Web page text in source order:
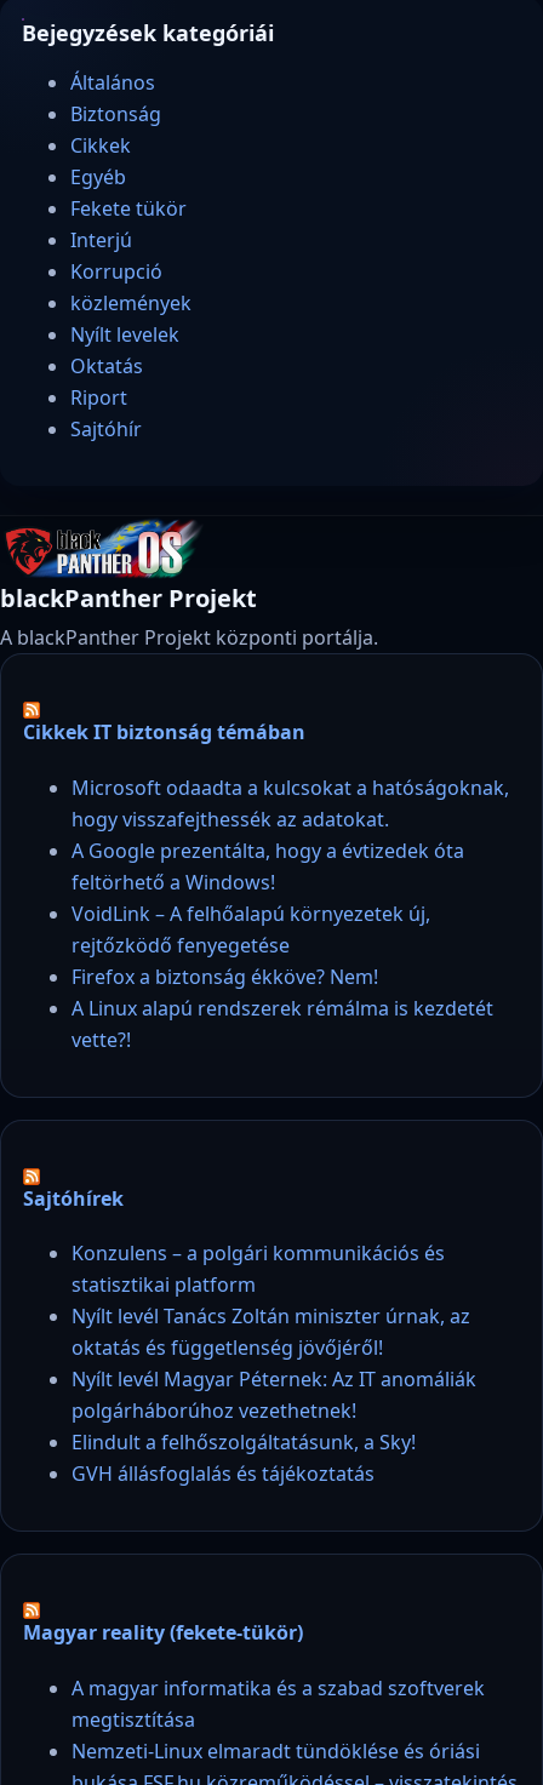
Bejegyzések kategóriái
Általános
Biztonság
Cikkek
Egyéb
Fekete tükör
Interjú
Korrupció
közlemények
Nyílt levelek
Oktatás
Riport
Sajtóhír
blackPanther Projekt
A blackPanther Projekt központi portálja.
Cikkek IT biztonság témában
Microsoft odaadta a kulcsokat a hatóságoknak,
hogy visszafejthessék az adatokat.
A Google prezentálta, hogy a évtizedek óta
feltörhető a Windows!
VoidLink – A felhőalapú környezetek új,
rejtőzködő fenyegetése
Firefox a biztonság ékköve? Nem!
A Linux alapú rendszerek rémálma is kezdetét
vette?!
Sajtóhírek
Konzulens – a polgári kommunikációs és
statisztikai platform
Nyílt levél Tanács Zoltán miniszter úrnak, az
oktatás és függetlenség jövőjéről!
Nyílt levél Magyar Péternek: Az IT anomáliák
polgárháborúhoz vezethetnek!
Elindult a felhőszolgáltatásunk, a Sky!
GVH állásfoglalás és tájékoztatás
Magyar reality (fekete-tükör)
A magyar informatika és a szabad szoftverek
megtisztítása
Nemzeti-Linux elmaradt tündöklése és óriási